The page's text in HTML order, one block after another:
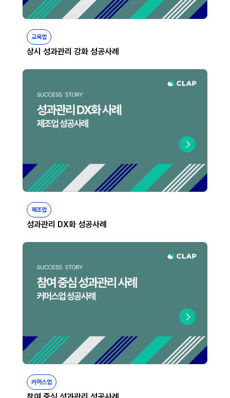
교육업
상시 성과관리 강화 성공사례
제조업
성과관리 DX화 성공사례
커머스업